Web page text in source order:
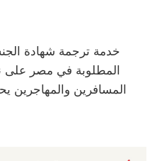
خدمة ترجمة شهادة
المطلوبة في مصر على
المسافرين والمهاجرين